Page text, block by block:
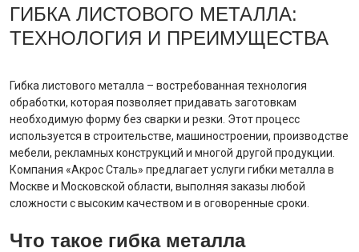
ГИБКА ЛИСТОВОГО МЕТАЛЛА:
ТЕХНОЛОГИЯ И ПРЕИМУЩЕСТВА
Гибка листового металла – востребованная технология
обработки, которая позволяет придавать заготовкам
необходимую форму без сварки и резки. Этот процесс
используется в строительстве, машиностроении, производстве
мебели, рекламных конструкций и многой другой продукции.
Компания «Акрос Сталь» предлагает услуги гибки металла в
Москве и Московской области, выполняя заказы любой
сложности с высоким качеством и в оговоренные сроки.
Что такое гибка металла